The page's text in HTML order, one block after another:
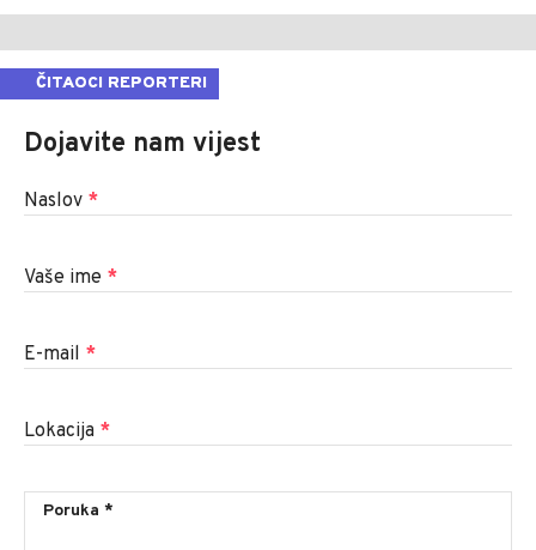
ČITAOCI REPORTERI
Dojavite nam vijest
Naslov *
Vaše ime *
E-mail *
Lokacija *